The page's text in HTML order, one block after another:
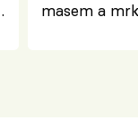
masem a